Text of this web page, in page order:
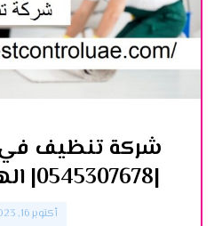
شركة تنظيف في
|0545307678| الهلال الذهبي
أكتوبر 16, 2023